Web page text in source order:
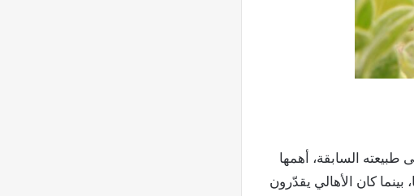
السابقة، أهمها
كان الأهالي يقدّرون